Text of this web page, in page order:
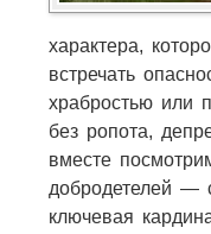
характера,
встречать
храбростью или
без ропота,
вместе
добродетелей —
ключевая